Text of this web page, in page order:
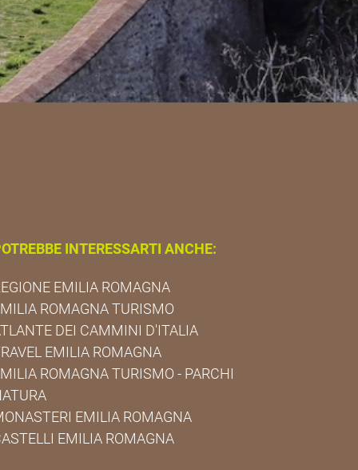
INTERESSARTI ANCHE:
EMILIA ROMAGNA
ROMAGNA TURISMO
DEI CAMMINI D'ITALIA
EMILIA ROMAGNA
ROMAGNA TURISMO - PARCHI
EMILIA ROMAGNA
EMILIA ROMAGNA